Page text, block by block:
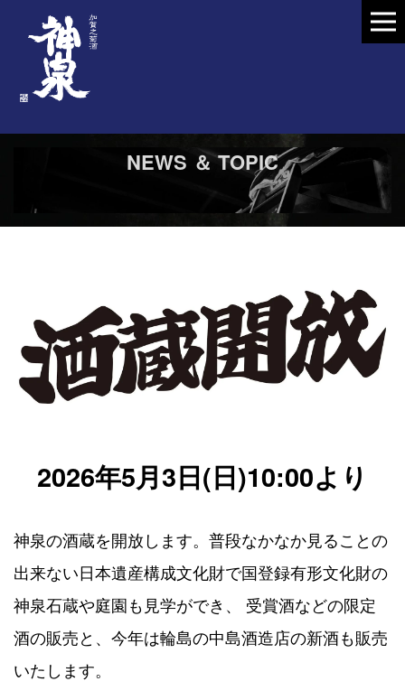
NEWS ＆ TOPIC
2026年5月3日(日)10:00より
神泉の酒蔵を開放します。普段なかなか見ることの
出来ない日本遺産構成文化財で国登録有形文化財の
神泉石蔵や庭園も見学ができ、 受賞酒などの限定
酒の販売と、今年は輪島の中島酒造店の新酒も販売
いたします。